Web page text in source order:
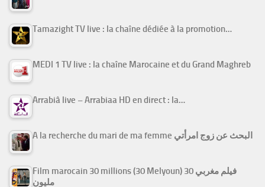
Tamazight TV live : la chaîne dédiée à la promotion…
MEDI 1 TV live : la chaîne Marocaine et du Grand Maghreb
Arrabiâ live – Arrabiaa HD en direct : la…
A la recherche du mari de ma femme البحث عن زوج امرأتي
Film marocain 30 millions (30 Melyoun) فيلم مغربي 30
مليون